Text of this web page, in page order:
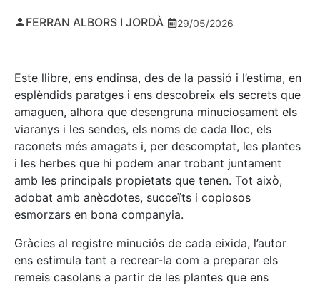
FERRAN ALBORS I JORDÀ 29/05/2026
Este llibre, ens endinsa, des de la passió i l’estima, en
esplèndids paratges i ens descobreix els secrets que
amaguen, alhora que desengruna minuciosament els
viaranys i les sendes, els noms de cada lloc, els
raconets més amagats i, per descomptat, les plantes
i les herbes que hi podem anar trobant juntament
amb les principals propietats que tenen. Tot això,
adobat amb anècdotes, succeïts i copiosos
esmorzars en bona companyia.
Gràcies al registre minuciós de cada eixida, l’autor
ens estimula tant a recrear-la com a preparar els
remeis casolans a partir de les plantes que ens